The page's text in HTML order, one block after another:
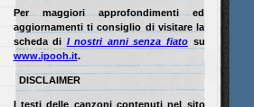
Per maggiori approfondimenti ed
aggiornamenti ti consiglio di visitare la
scheda di I nostri anni senza fiatosu
www.ipooh.it.
DISCLAIMER
I testi delle canzoni contenuti nel sito